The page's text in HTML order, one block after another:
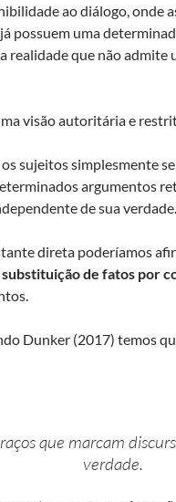
ao diálogo, onde
possuem uma
realidade que não admite
visão autoritária e
sujeitos simplesmente
argumentos
de sua verdade.
direta poderíamos
substituição de fatos por
Dunker (2017) temos
que marcam
verdade.